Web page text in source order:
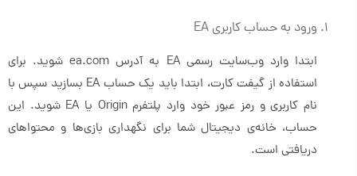
ورود به حساب کاربری EA
ابتدا وارد وب‌سایت رسمی EA به آدرس ea.com شوید. برای
استفاده از گیفت کارت، ابتدا باید یک حساب EA بسازید سپس با
نام کاربری و رمز عبور خود وارد پلتفرم Origin یا EA شوید. این
حساب، خانه‌ی دیجیتال شما برای نگهداری بازی‌ها و محتواهای
دریافتی است.